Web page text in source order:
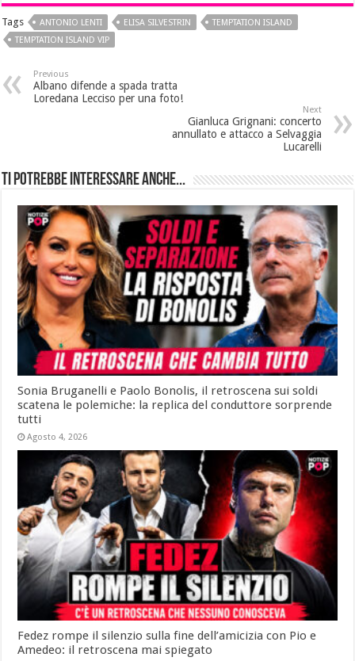
Tags ANTONIO LENTI ELISA SILVESTRIN
TEMPTATION ISLAND
TEMPTATION ISLAND VIP
Previous
Albano difende a spada tratta
Loredana Lecciso per una foto!
Next
Gianluca Grignani: concerto
annullato e attacco a Selvaggia
Lucarelli
Ti potrebbe interessare anche...
Sonia Bruganelli e Paolo Bonolis, il retroscena sui soldi
scatena le polemiche: la replica del conduttore sorprende
tutti
Agosto 4, 2026
Fedez rompe il silenzio sulla fine dell’amicizia con Pio e
Amedeo: il retroscena mai spiegato